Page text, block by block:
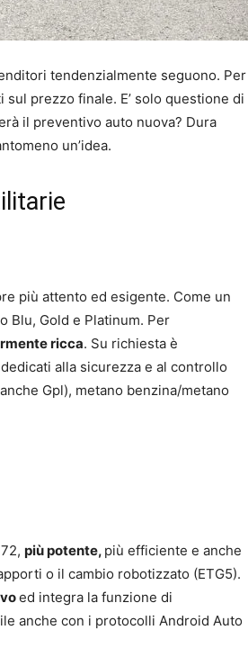
tendenzialmente seguono. Per
prezzo finale. E’ solo questione di
il preventivo auto nuova? Dura
un’idea.
più attento ed esigente. Come un
Blu, Gold e Platinum. Per
ricca. Su richiesta è
alla sicurezza e al controllo
Gpl), metano benzina/metano
più potente, più efficiente e anche
o il cambio robotizzato (ETG5).
ed integra la funzione di
anche con i protocolli Android Auto